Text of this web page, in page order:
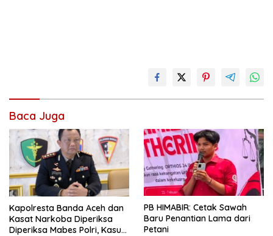
Baca Juga
Kapolresta Banda Aceh dan
Kasat Narkoba Diperiksa
Diperiksa Mabes Polri, Kasus
PB HIMABIR: Cetak Sawah
Baru Penantian Lama dari
Petani